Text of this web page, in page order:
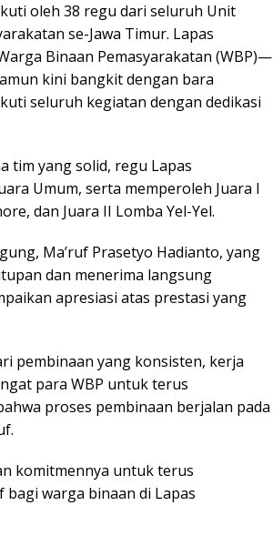
oleh 38 regu dari seluruh Unit
se-Jawa Timur. Lapas
Binaan Pemasyarakatan (WBP)—
kini bangkit dengan bara
seluruh kegiatan dengan dedikasi
tim yang solid, regu Lapas
Umum, serta memperoleh Juara I
dan Juara II Lomba Yel-Yel.
Ma’ruf Prasetyo Hadianto, yang
dan menerima langsung
apresiasi atas prestasi yang
pembinaan yang konsisten, kerja
para WBP untuk terus
proses pembinaan berjalan pada
komitmennya untuk terus
warga binaan di Lapas